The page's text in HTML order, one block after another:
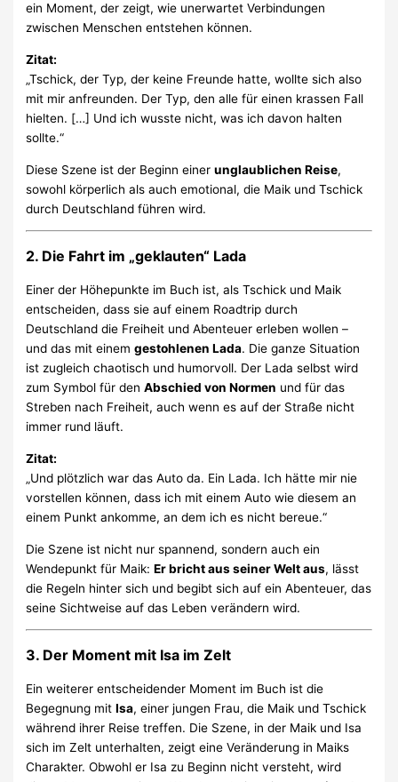
ein Moment, der zeigt, wie unerwartet Verbindungen
zwischen Menschen entstehen können.
Zitat:
„Tschick, der Typ, der keine Freunde hatte, wollte sich also
mit mir anfreunden. Der Typ, den alle für einen krassen Fall
hielten. […] Und ich wusste nicht, was ich davon halten
sollte.“
Diese Szene ist der Beginn einerunglaublichen Reise,
sowohl körperlich als auch emotional, die Maik und Tschick
durch Deutschland führen wird.
2. Die Fahrt im „geklauten“ Lada
Einer der Höhepunkte im Buch ist, als Tschick und Maik
entscheiden, dass sie auf einem Roadtrip durch
Deutschland die Freiheit und Abenteuer erleben wollen –
und das mit einemgestohlenen Lada. Die ganze Situation
ist zugleich chaotisch und humorvoll. Der Lada selbst wird
zum Symbol für denAbschied von Normen und für das
Streben nach Freiheit, auch wenn es auf der Straße nicht
immer rund läuft.
Zitat:
„Und plötzlich war das Auto da. Ein Lada. Ich hätte mir nie
vorstellen können, dass ich mit einem Auto wie diesem an
einem Punkt ankomme, an dem ich es nicht bereue.“
Die Szene ist nicht nur spannend, sondern auch ein
Wendepunkt für Maik:Er bricht aus seiner Welt aus, lässt
die Regeln hinter sich und begibt sich auf ein Abenteuer, das
seine Sichtweise auf das Leben verändern wird.
3. Der Moment mit Isa im Zelt
Ein weiterer entscheidender Moment im Buch ist die
Begegnung mitIsa, einer jungen Frau, die Maik und Tschick
während ihrer Reise treffen. Die Szene, in der Maik und Isa
sich im Zelt unterhalten, zeigt eine Veränderung in Maiks
Charakter. Obwohl er Isa zu Beginn nicht versteht, wird